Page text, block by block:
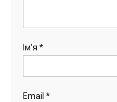
Ім'я *
Email *